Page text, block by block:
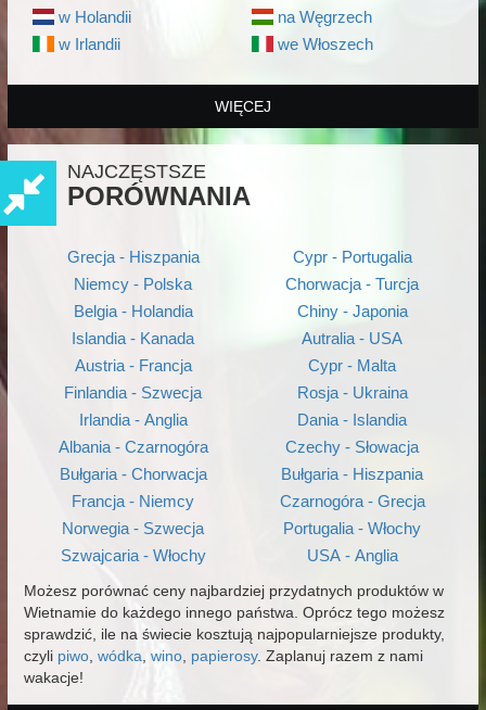
w Holandii
w Irlandii
na Węgrzech
we Włoszech
WIĘCEJ
NAJCZĘSTSZE
PORÓWNANIA
Grecja - Hiszpania
Niemcy - Polska
Belgia - Holandia
Islandia - Kanada
Austria - Francja
Finlandia - Szwecja
Irlandia - Anglia
Albania - Czarnogóra
Bułgaria - Chorwacja
Francja - Niemcy
Norwegia - Szwecja
Szwajcaria - Włochy
Cypr - Portugalia
Chorwacja - Turcja
Chiny - Japonia
Autralia - USA
Cypr - Malta
Rosja - Ukraina
Dania - Islandia
Czechy - Słowacja
Bułgaria - Hiszpania
Czarnogóra - Grecja
Portugalia - Włochy
USA - Anglia
Możesz porównać ceny najbardziej przydatnych produktów w
Wietnamie do każdego innego państwa. Oprócz tego możesz
sprawdzić, ile na świecie kosztują najpopularniejsze produkty,
czyli piwo wódka wino papierosy. Zaplanuj razem z nami
wakacje!